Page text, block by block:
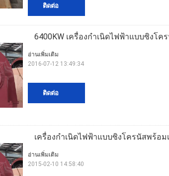
ติดต่อ
6400KW เครื่องกำเนิดไฟฟ้าแบบซิงโ
ติดต่อ
อ่านเพิ่มเติม
2016-07-12 13:49:34
เครื่องกำเนิดไฟฟ้าแบบซิงโครนัสพร้อม
อ่านเพิ่มเติม
2015-02-10 14:58:40